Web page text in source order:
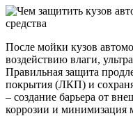
После мойки кузов
воздействию влаги,
Правильная защита
покрытия (ЛКП) и
– создание барьера от
коррозии и минимизация